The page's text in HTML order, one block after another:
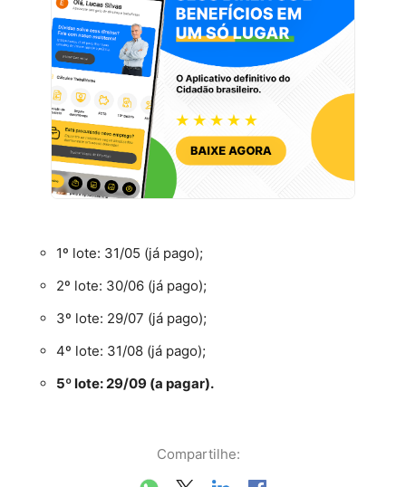
1º lote: 31/05 (já pago);
2º lote: 30/06 (já pago);
3º lote: 29/07 (já pago);
4º lote: 31/08 (já pago);
5º lote: 29/09 (a pagar).
Compartilhe: